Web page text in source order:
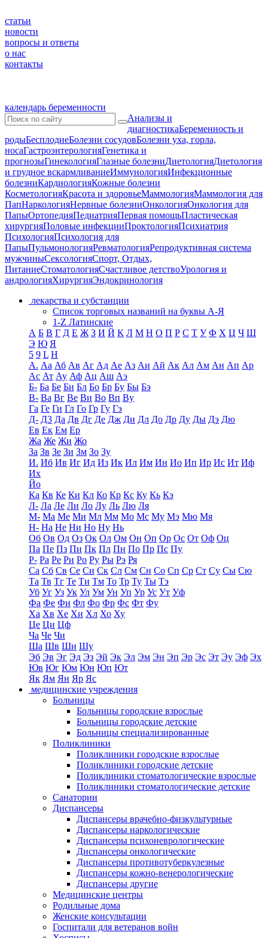
статьи
новости
вопросы и ответы
о нас
контакты
календарь беременности
Анализы и
диагностикаБеременность и
родыБесплодиеБолезни сосудовБолезни уха, горла,
носаГастроэнтерологияГенетика и
прогнозыГинекологияГлазные болезниДиетологияДиетология
и грудное вскармливаниеИммунологияИнфекционные
болезниКардиологияКожные болезни
КосметологияКрасота и здоровьеМаммологияМаммология для
ПапНаркологияНервные болезниОнкологияОнкология для
ПапыОртопедияПедиатрияПервая помощьПластическая
хирургияПоловые инфекцииПроктологияПсихиатрия
ПсихологияПсихология для
ПапыПульмонологияРевматологияРепродуктивная система
мужчиныСексологияСпорт, Отдых,
ПитаниеСтоматологияСчастливое детствоУрология и
андрологияХирургияЭндокринология
лекарства и субстанции
Список торговых названий на буквы А-Я
1-Z Латинские
А Б В Г Д Е Ж З И Й К Л М Н О П Р С Т У Ф Х Ц Ч Ш
Э Ю Я
5 9 L H
А. Аа Аб Ав Аг Ад Ае Аз Аи Ай Ак Ал Ам Ан Ап Ар
Ас Ат Ау Аф Ац Аш Аэ
Б- Ба Бе Би Бл Бо Бр Бу Бы Бэ
В- Ва Вг Ве Ви Во Вп Ву
Га Ге Ги Гл Го Гр Гу Гэ
Д- Д3 Да Дв Дг Де Дж Ди Дл До Др Ду Ды Дэ Дю
Ев Ек Ем Ер
Жа Же Жи Жо
За Зв Зе Зи Зм Зо Зу
И. Иб Ив Иг Ид Из Ик Ил Им Ин Ио Ип Ир Ис Ит Иф
Их
Йо
Ка Кв Ке Ки Кл Ко Кр Кс Ку Кь Кэ
Л- Ла Ле Ли Ло Лу Ль Лю Ля
М- Ма Ме Ми Мл Мм Мо Мс Му Мэ Мю Мя
Н- На Не Ни Но Ну Нь
Об Ов Од Оз Ок Ол Ом Он Оп Ор Ос От Оф Оц
Па Пе Пз Пи Пк Пл Пн По Пр Пс Пу
Р- Ра Ре Ри Ро Ру Ры Рэ Ря
Са Сб Св Се Си Ск Сл См Сн Со Сп Ср Ст Су Сы Сю
Та Тв Тг Те Ти Тм То Тр Ту Ты Тэ
Уб Уг Уз Ук Ул Ум Ун Уп Ур Ус Ут Уф
Фа Фе Фи Фл Фо Фр Фс Фт Фу
Ха Хв Хе Хи Хл Хо Ху
Це Ци Цф
Ча Че Чи
Ша Шв Ши Шу
Эб Эв Эг Эд Эз Эй Эк Эл Эм Эн Эп Эр Эс Эт Эу Эф Эх
Юв Юг Юм Юн Юп Ют
Як Ям Ян Яр Яс
медицинские учреждения
Больницы
Больницы городские взрослые
Больницы городские детские
Больницы специализированные
Поликлиники
Поликлиники городские взрослые
Поликлиники городские детские
Поликлиники стоматологические взрослые
Поликлиники стоматологические детские
Санатории
Диспансеры
Диспансеры врачебно-физкультурные
Диспансеры наркологические
Диспансеры психоневрологические
Диспансеры онкологические
Диспансеры противотуберкулезные
Диспансеры кожно-венерологические
Диспансеры другие
Медицинские центры
Родильные дома
Женские консультации
Госпитали для ветеранов войн